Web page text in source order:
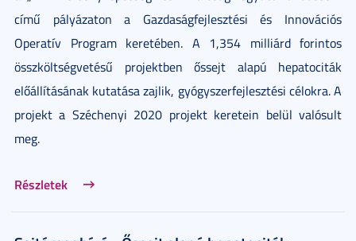
című pályázaton a Gazdaságfejlesztési és Innovációs
Operatív Program keretében. A 1,354 milliárd forintos
összköltségvetésű projektben őssejt alapú hepatociták
előállításának kutatása zajlik, gyógyszerfejlesztési célokra. A
projekt a Széchenyi 2020 projekt keretein belül valósult
meg.
Részletek